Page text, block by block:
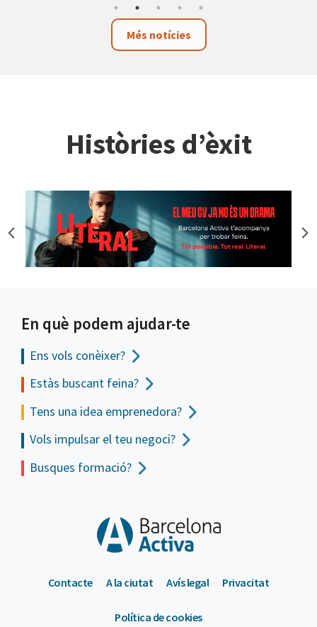
Més notícies
Històries d’èxit
En què podem ajudar-te
Ens vols conèixer?
Estàs buscant feina?
Tens una idea emprenedora?
Vols impulsar el teu negoci?
Busques formació?
Contacte A la ciutat Avís legal Privacitat
Política de cookies